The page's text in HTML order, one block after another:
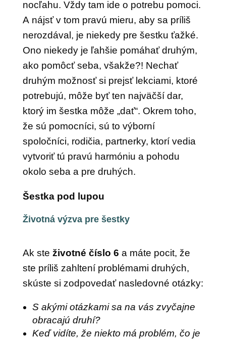
nocľahu. Vždy tam ide o potrebu pomoci.
A nájsť v tom pravú mieru, aby sa príliš
nerozdával, je niekedy pre šestku ťažké.
Ono niekedy je ľahšie pomáhať druhým,
ako pomôcť seba, všakže?! Nechať
druhým možnosť si prejsť lekciami, ktoré
potrebujú, môže byť ten najväčší dar,
ktorý im šestka môže „dať“. Okrem toho,
že sú pomocníci, sú to výborní
spoločníci, rodičia, partnerky, ktorí vedia
vytvoriť tú pravú harmóniu a pohodu
okolo seba a pre druhých.
Šestka pod lupou
Životná výzva pre šestky
Ak ste životné číslo 6 a máte pocit, že
ste príliš zahltení problémami druhých,
skúste si zodpovedať nasledovné otázky:
S akými otázkami sa na vás zvyčajne
obracajú druhí?
Keď vidíte, že niekto má problém, čo je